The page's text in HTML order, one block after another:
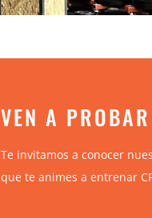
VEN A
Te invitamos a conocer
que te animes a entrenar